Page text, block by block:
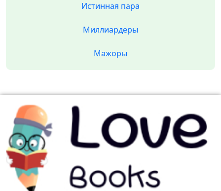
Истинная пара
Миллиардеры
Мажоры